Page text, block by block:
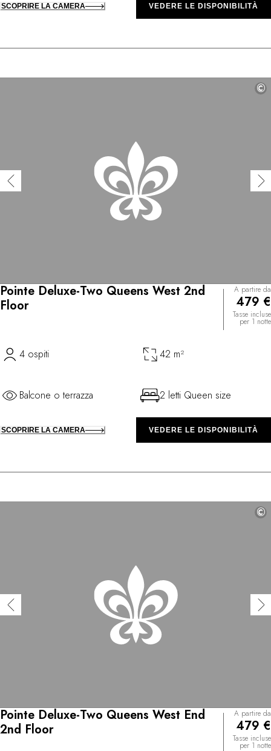
SCOPRIRE LA CAMERA VEDERE LE DISPONIBILITÀ
©
Pointe Deluxe-Two Queens West 2nd
Floor
A partire da
479 €
Tasse incluse
per 1 notte
4 ospiti 42 m²
Balcone o terrazza 2 letti Queen size
SCOPRIRE LA CAMERA VEDERE LE DISPONIBILITÀ
©
Pointe Deluxe-Two Queens West End
2nd Floor
A partire da
479 €
Tasse incluse
per 1 notte